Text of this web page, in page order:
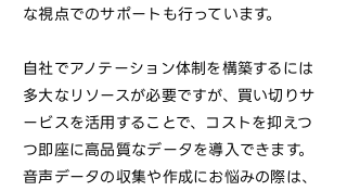
な視点でのサポートも行っています。
自社でアノテーション体制を構築するには
多大なリソースが必要ですが、買い切りサ
ービスを活用することで、コストを抑えつ
つ即座に高品質なデータを導入できます。
音声データの収集や作成にお悩みの際は、